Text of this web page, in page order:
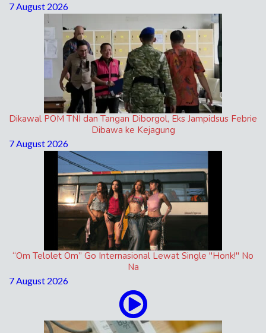
7 August 2026
Dikawal POM TNI dan Tangan Diborgol, Eks Jampidsus Febrie
Dibawa ke Kejagung
7 August 2026
“Om Telolet Om” Go Internasional Lewat Single "Honk!" No
Na
7 August 2026